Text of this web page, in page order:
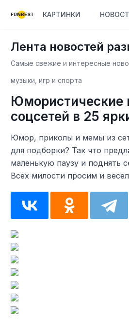
FUNBEST КАРТИНКИ
Лента новостей
Самые свежие и интересные
музыки, игр и спорта
Юмористические
соцсетей в 25
Юмор, приколы и мемы из
для подборки? Так что
маленькую паузу и поднять
Всех милости просим и